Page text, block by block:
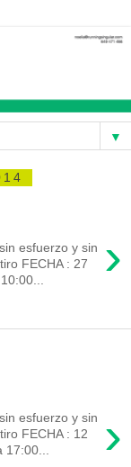
▼
›
esfuerzo y sin
FECHA : 27
›
esfuerzo y sin
FECHA : 12
17:00...